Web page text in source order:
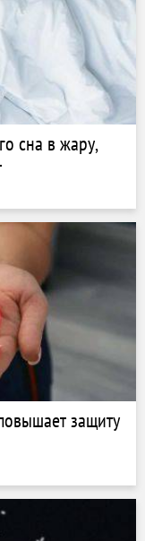
сна в жару,
защиту